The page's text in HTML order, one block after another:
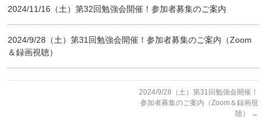
2024/11/16（土）第32回勉強会開催！参加者募集のご案内
2024/9/28（土）第31回勉強会開催！参加者募集のご案内（Zoom
＆録画視聴）
2024/9/28（土）第31回勉強会開催！
参加者募集のご案内（Zoom＆録画視
聴）
→